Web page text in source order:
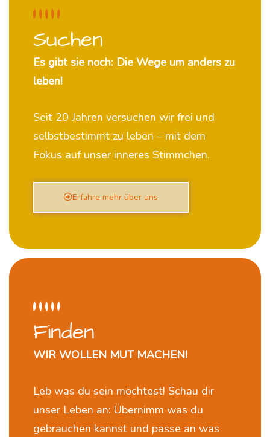
Suchen
Es gibt sie noch: Die Wege um anders zu
leben!
Seit 20 Jahren versuchen wir frei und
selbstbestimmt zu leben – mit dem
Fokus auf unser inneres Stimmchen.
Erfahre mehr über uns
Finden
WIR WOLLEN MUT MACHEN!
Leb was du sein möchtest! Schau dir
unser Leben an: Übernimm was du
gebrauchen kannst und passe an was